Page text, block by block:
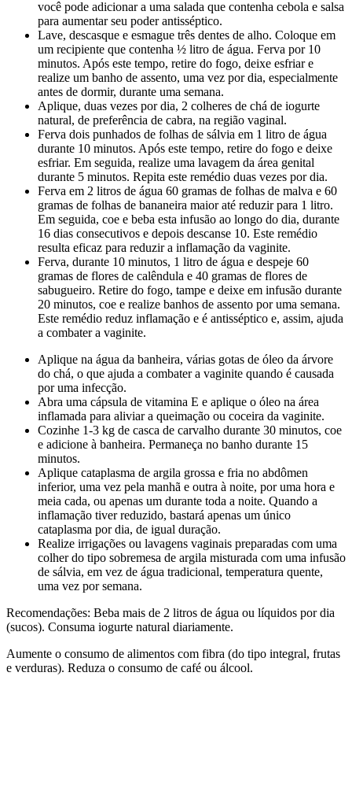
você pode adicionar a uma salada que contenha cebola e salsa
para aumentar seu poder antisséptico.
Lave, descasque e esmague três dentes de alho. Coloque em
um recipiente que contenha ½ litro de água. Ferva por 10
minutos. Após este tempo, retire do fogo, deixe esfriar e
realize um banho de assento, uma vez por dia, especialmente
antes de dormir, durante uma semana.
Aplique, duas vezes por dia, 2 colheres de chá de iogurte
natural, de preferência de cabra, na região vaginal.
Ferva dois punhados de folhas de sálvia em 1 litro de água
durante 10 minutos. Após este tempo, retire do fogo e deixe
esfriar. Em seguida, realize uma lavagem da área genital
durante 5 minutos. Repita este remédio duas vezes por dia.
Ferva em 2 litros de água 60 gramas de folhas de malva e 60
gramas de folhas de bananeira maior até reduzir para 1 litro.
Em seguida, coe e beba esta infusão ao longo do dia, durante
16 dias consecutivos e depois descanse 10. Este remédio
resulta eficaz para reduzir a inflamação da vaginite.
Ferva, durante 10 minutos, 1 litro de água e despeje 60
gramas de flores de calêndula e 40 gramas de flores de
sabugueiro. Retire do fogo, tampe e deixe em infusão durante
20 minutos, coe e realize banhos de assento por uma semana.
Este remédio reduz inflamação e é antisséptico e, assim, ajuda
a combater a vaginite.
Aplique na água da banheira, várias gotas de óleo da árvore
do chá, o que ajuda a combater a vaginite quando é causada
por uma infecção.
Abra uma cápsula de vitamina E e aplique o óleo na área
inflamada para aliviar a queimação ou coceira da vaginite.
Cozinhe 1-3 kg de casca de carvalho durante 30 minutos, coe
e adicione à banheira. Permaneça no banho durante 15
minutos.
Aplique cataplasma de argila grossa e fria no abdômen
inferior, uma vez pela manhã e outra à noite, por uma hora e
meia cada, ou apenas um durante toda a noite. Quando a
inflamação tiver reduzido, bastará apenas um único
cataplasma por dia, de igual duração.
Realize irrigações ou lavagens vaginais preparadas com uma
colher do tipo sobremesa de argila misturada com uma infusão
de sálvia, em vez de água tradicional, temperatura quente,
uma vez por semana.
Recomendações: Beba mais de 2 litros de água ou líquidos por dia
(sucos). Consuma iogurte natural diariamente.
Aumente o consumo de alimentos com fibra (do tipo integral, frutas
e verduras). Reduza o consumo de café ou álcool.